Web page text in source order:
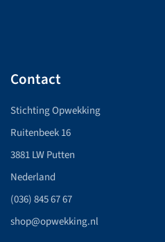
Contact
Stichting Opwekking
Ruitenbeek 16
3881 LW Putten
Nederland
(036) 845 67 67
shop@opwekking.nl